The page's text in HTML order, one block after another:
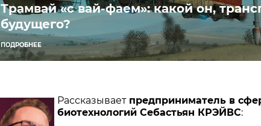
Трамвай «с вай-фаем»: какой он,
будущего?
ПОДРОБНЕЕ
Рассказывает предприниматель в
биотехнологий Себастьян КРЭЙВС: